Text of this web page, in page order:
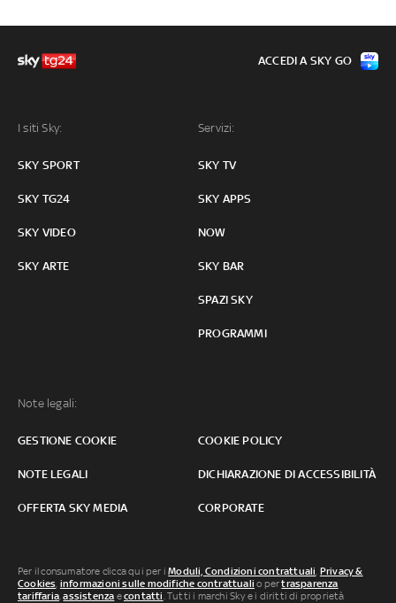
I siti Sky:
SKY SPORT
SKY TG24
SKY VIDEO
SKY ARTE
Servizi:
SKY TV
SKY APPS
NOW
SKY BAR
SPAZI SKY
PROGRAMMI
Note legali:
GESTIONE COOKIE COOKIE POLICY
NOTE LEGALI DICHIARAZIONE DI ACCESSIBILITÀ
OFFERTA SKY MEDIA CORPORATE
ACCEDI A SKY GO
Per il consumatore clicca qui per iModuli, Condizioni contrattuali, Privacy &
Cookies, informazioni sulle modifiche contrattuali o pertrasparenza
tariffaria,assistenza econtatti. Tutti i marchi Sky e i diritti di proprietà